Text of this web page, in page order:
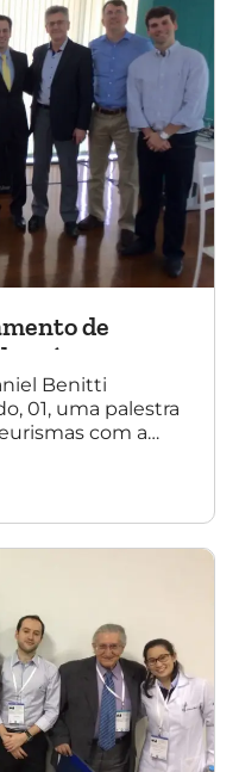
de
Benitti
01, uma palestra
com a
com os
do Rio Grande